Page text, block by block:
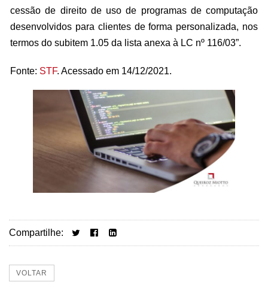
cessão de direito de uso de programas de computação
desenvolvidos para clientes de forma personalizada, nos
termos do subitem 1.05 da lista anexa à LC nº 116/03”.
Fonte: STF. Acessado em 14/12/2021.
Compartilhe:
VOLTAR